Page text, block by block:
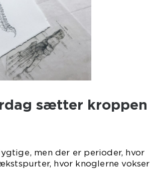
sætter kroppen
men der er perioder, hvor
hvor knoglerne vokser